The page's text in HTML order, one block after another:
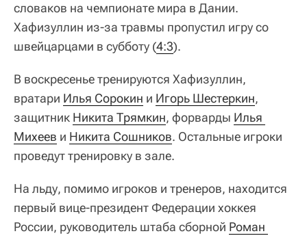
словаков на чемпионате мира в Дании.
Хафизуллин из-за травмы пропустил игру со
швейцарцами в субботу (4:3).
В воскресенье тренируются Хафизуллин,
вратари Илья Сорокин и Игорь Шестеркин,
защитник Никита Трямкин, форварды Илья
Михеев и Никита Сошников. Остальные игроки
проведут тренировку в зале.
На льду, помимо игроков и тренеров, находится
первый вице-президент Федерации хоккея
России, руководитель штаба сборной Роман